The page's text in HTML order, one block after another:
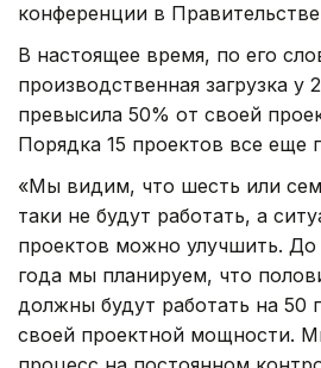
конференции в
В настоящее время, по его
производственная загрузка у
превысила 50% от своей
Порядка 15 проектов все еще
«Мы видим, что шесть или
таки не будут работать, а
проектов можно улучшить.
года мы планируем, что
должны будут работать на 50
своей проектной мощности.